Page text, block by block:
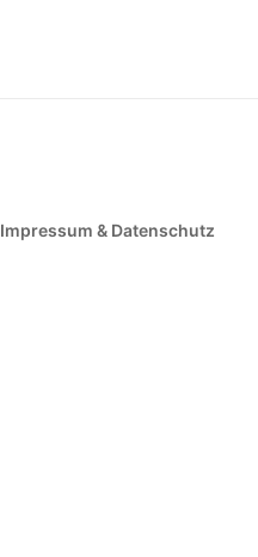
Impressum & Datenschutz